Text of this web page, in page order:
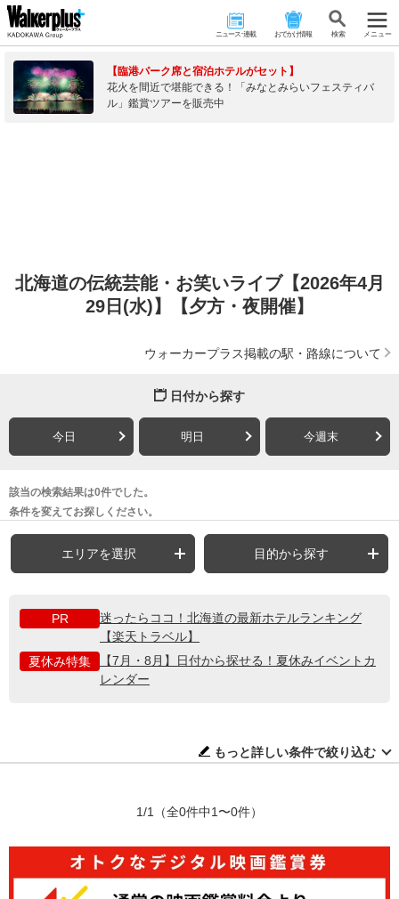
ニュース･連載 おでかけ情報 検 索 メニュー
【臨港パーク席と宿泊ホテルがセット】
花火を間近で堪能できる！「みなとみらいフェスティバ
ル」鑑賞ツアーを販売中
北海道の伝統芸能・お笑いライブ【2026年4月
29日(水)】【夕方・夜開催】
ウォーカープラス掲載の駅・路線について
日付から探す
今日 明日 今週末
該当の検索結果は0件でした。
条件を変えてお探しください。
エリアを選択 目的から探す
PR
迷ったらココ！北海道の最新ホテルランキング
【楽天トラベル】
夏休み特集
【7月・8月】日付から探せる！夏休みイベントカ
レンダー
もっと詳しい条件で絞り込む
1/1 （全0件中1〜0件）